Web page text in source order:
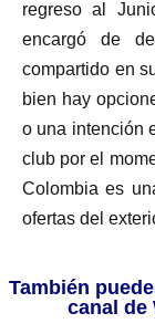
regreso al
encargó de
compartido en
bien hay
o una intención
club por el
Colombia es
ofertas del
También
canal de